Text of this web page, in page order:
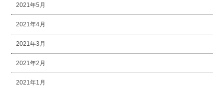
2021年5月
2021年4月
2021年3月
2021年2月
2021年1月